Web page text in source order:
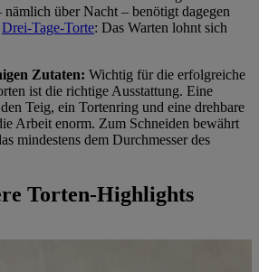
über Nacht – benötigt dagegen
Drei-Tage-Torte: Das Warten lohnt sich
Zutaten: Wichtig für die erfolgreiche
ist die richtige Ausstattung. Eine
Teig, ein Tortenring und eine drehbare
Arbeit enorm. Zum Schneiden bewährt
mindestens dem Durchmesser des
Torten-Highlights